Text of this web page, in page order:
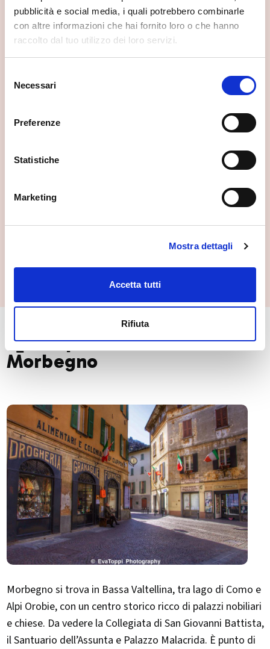
pubblicità e social media, i quali potrebbero combinarle
con altre informazioni che hai fornito loro o che hanno
raccolto dal tuo utilizzo dei loro servizi.
delNecessari
Preferenze
Statistiche
Marketing
Mostra dettagli
Accetta tutti
Rifiuta
Complesso di Sant'Antonio
🏘️ Scopri il comune di
Morbegno
Morbegno si trova in Bassa Valtellina, tra lago di Como e
Alpi Orobie, con un centro storico ricco di palazzi nobiliari
e chiese. Da vedere la Collegiata di San Giovanni Battista,
il Santuario dell’Assunta e Palazzo Malacrida. È punto di